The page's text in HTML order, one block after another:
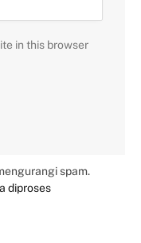
in this browser
spam.
diproses